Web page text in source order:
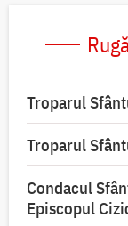
Troparul
Troparul
Condacul
Episcopul